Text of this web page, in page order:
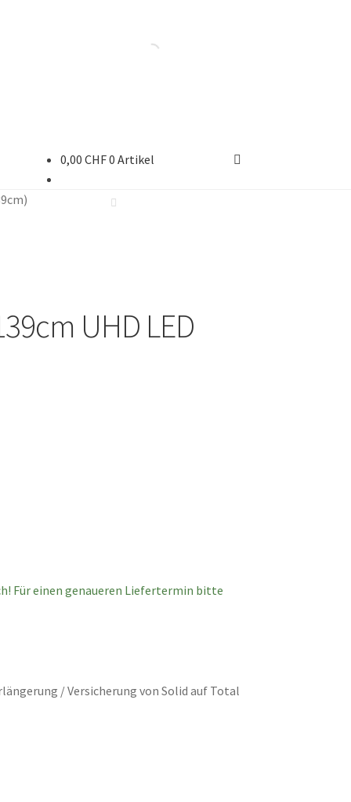
0,00 CHF0 Artikel
UHD LED
Für einen genaueren Liefertermin bitte
/ Versicherung von Solid auf Total